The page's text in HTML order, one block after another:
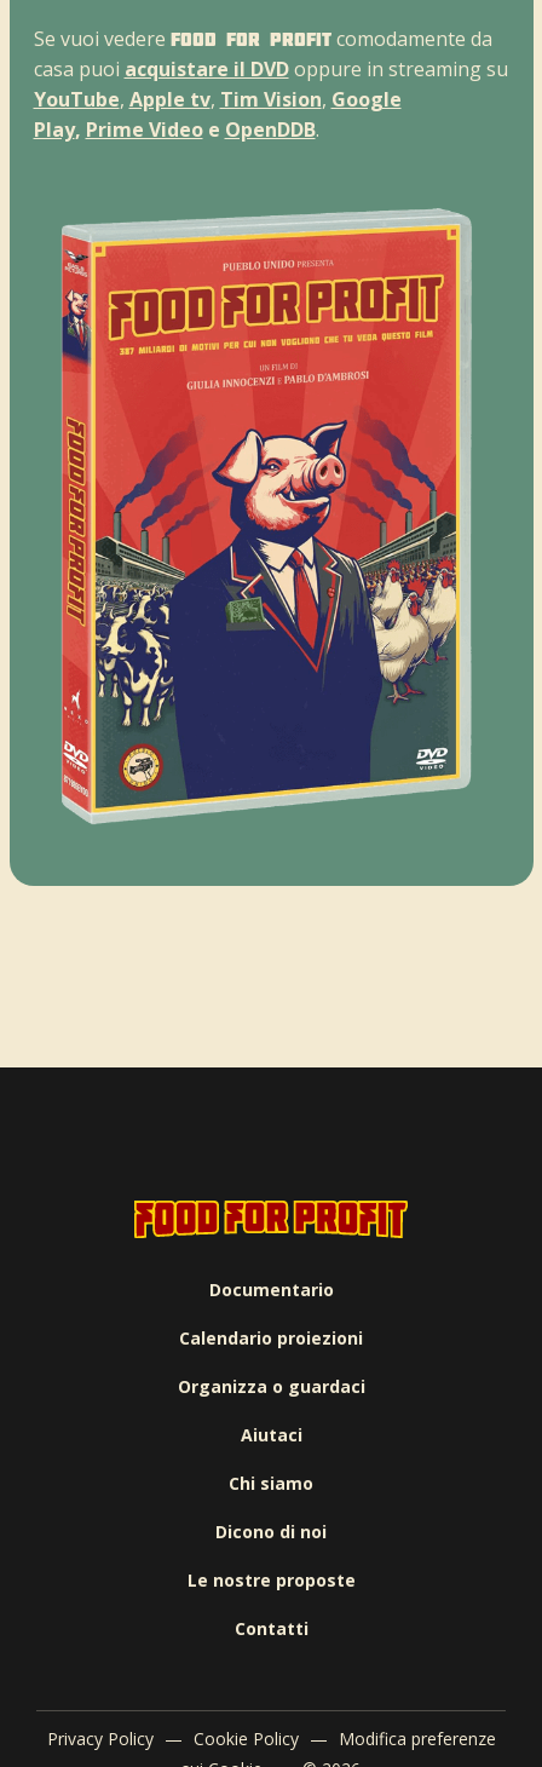
Se vuoi vedere Food For Profitcomodamente da
casa puoi acquistare il DVDoppure in streaming su
YouTube, Apple tv, Tim Vision, Google
Play, Prime Videoe OpenDDB.
Documentario
Calendario proiezioni
Organizza o guardaci
Aiutaci
Chi siamo
Dicono di noi
Le nostre proposte
Contatti
Privacy Policy — Cookie Policy — Modifica preferenze